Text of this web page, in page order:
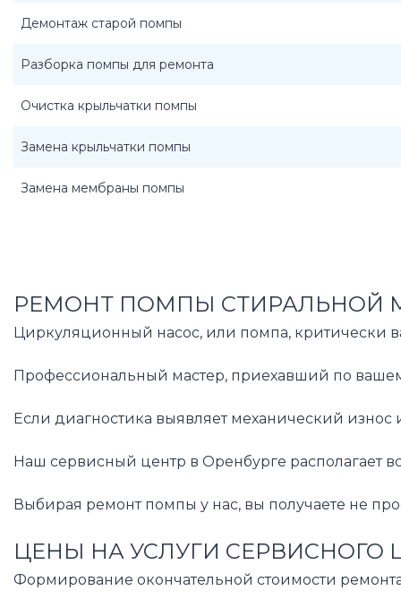
Демонтаж старой помпы
Разборка помпы для ремонта
Очистка крыльчатки помпы
Замена крыльчатки помпы
Замена мембраны помпы
РЕМОНТ ПОМПЫ СТИРАЛЬНОЙ
Циркуляционный насос, или помпа, критически
Профессиональный мастер, приехавший по
Если диагностика выявляет механический
Наш сервисный центр в Оренбурге располагает
Выбирая ремонт помпы у нас, вы получаете не
ЦЕНЫ НА УСЛУГИ СЕРВИСНОГО
Формирование окончательной стоимости